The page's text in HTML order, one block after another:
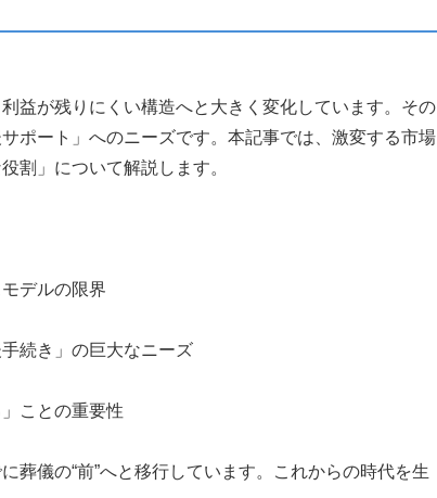
益が残りにくい構造へと大きく変化しています。その
ポート」へのニーズです。本記事では、激変する市場
割」について解説します。
デルの限界
続き」の巨大なニーズ
ことの重要性
葬儀の“前”へと移行しています。これからの時代を生